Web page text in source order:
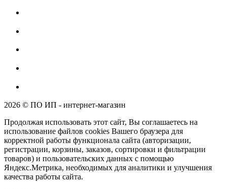
2026 © ПО ИП - интернет-магазин
Продолжая использовать этот сайт, Вы соглашаетесь на
использование файлов cookies Вашего браузера для
корректной работы функционала сайта (авторизации,
регистрации, корзины, заказов, сортировки и фильтрации
товаров) и пользовательских данных с помощью
Яндекс.Метрика, необходимых для аналитики и улучшения
качества работы сайта.